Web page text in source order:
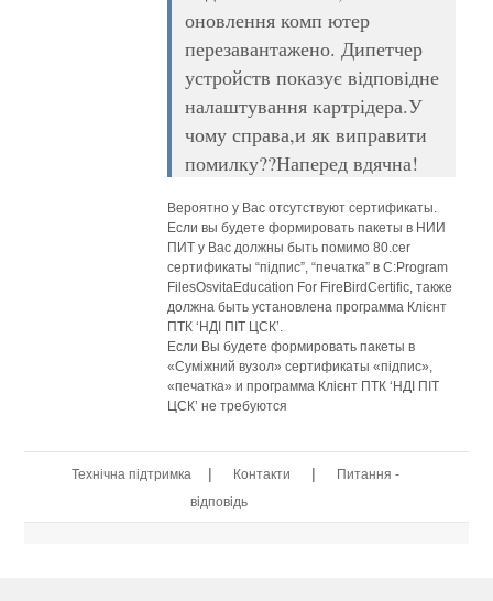
оновлення комп ютер
перезавантажено. Дипетчер
устройств показує відповідне
налаштування картрідера.У
чому справа,и як виправити
помилку??Наперед вдячна!
Вероятно у Вас отсутствуют сертификаты.
Если вы будете формировать пакеты в НИИ
ПИТ у Вас должны быть помимо 80.cer
сертификаты “підпис”, “печатка” в C:Program
FilesOsvitaEducation For FireBirdCertific, также
должна быть установлена программа Клієнт
ПТК ‘НДІ ПІТ ЦСК’.
Если Вы будете формировать пакеты в
«Суміжний вузол» сертификаты «підпис»,
«печатка» и программа Клієнт ПТК ‘НДІ ПІТ
ЦСК’ не требуются
Технічна підтримка | Контакти |
Питання -
відповідь